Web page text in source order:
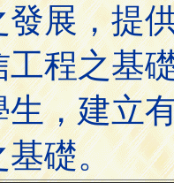
發展，提
工程之基
生，建立
基礎。